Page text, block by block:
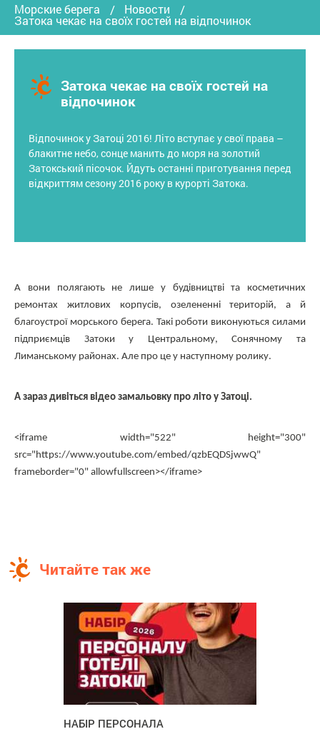
Морские берега Новости
Затока чекає на своїх гостей на відпочинок
Затока чекає на своїх гостей на
відпочинок
Відпочинок у Затоці 2016! Літо вступає у свої права –
блакитне небо, сонце манить до моря на золотий
Затокський пісочок. Йдуть останні приготування перед
відкриттям сезону 2016 року в курорті Затока.
А вони полягають не лише у будівництві та косметичних
ремонтах житлових корпусів, озелененні територій, а й
благоустрої морського берега. Такі роботи виконуються силами
підприємців Затоки у Центральному, Сонячному та
Лиманському районах. Але про це у наступному ролику.
А зараз дивіться відео замальовку про літо у Затоці.
<iframe width="522" height="300"
src="https://www.youtube.com/embed/qzbEQDSjwwQ"
frameborder="0" allowfullscreen></iframe>
Читайте так же
НАБІР ПЕРСОНАЛА